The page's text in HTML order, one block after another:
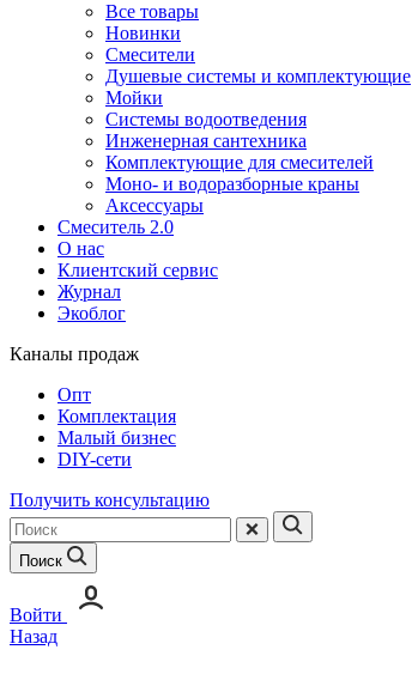
Все товары
Новинки
Смесители
Душевые системы и комплектующие
Мойки
Системы водоотведения
Инженерная сантехника
Комплектующие для смесителей
Моно- и водоразборные краны
Аксессуары
Смеситель 2.0
О нас
Клиентский сервис
Журнал
Экоблог
Каналы продаж
Опт
Комплектация
Малый бизнес
DIY-сети
Получить консультацию
Поиск
Войти
Назад